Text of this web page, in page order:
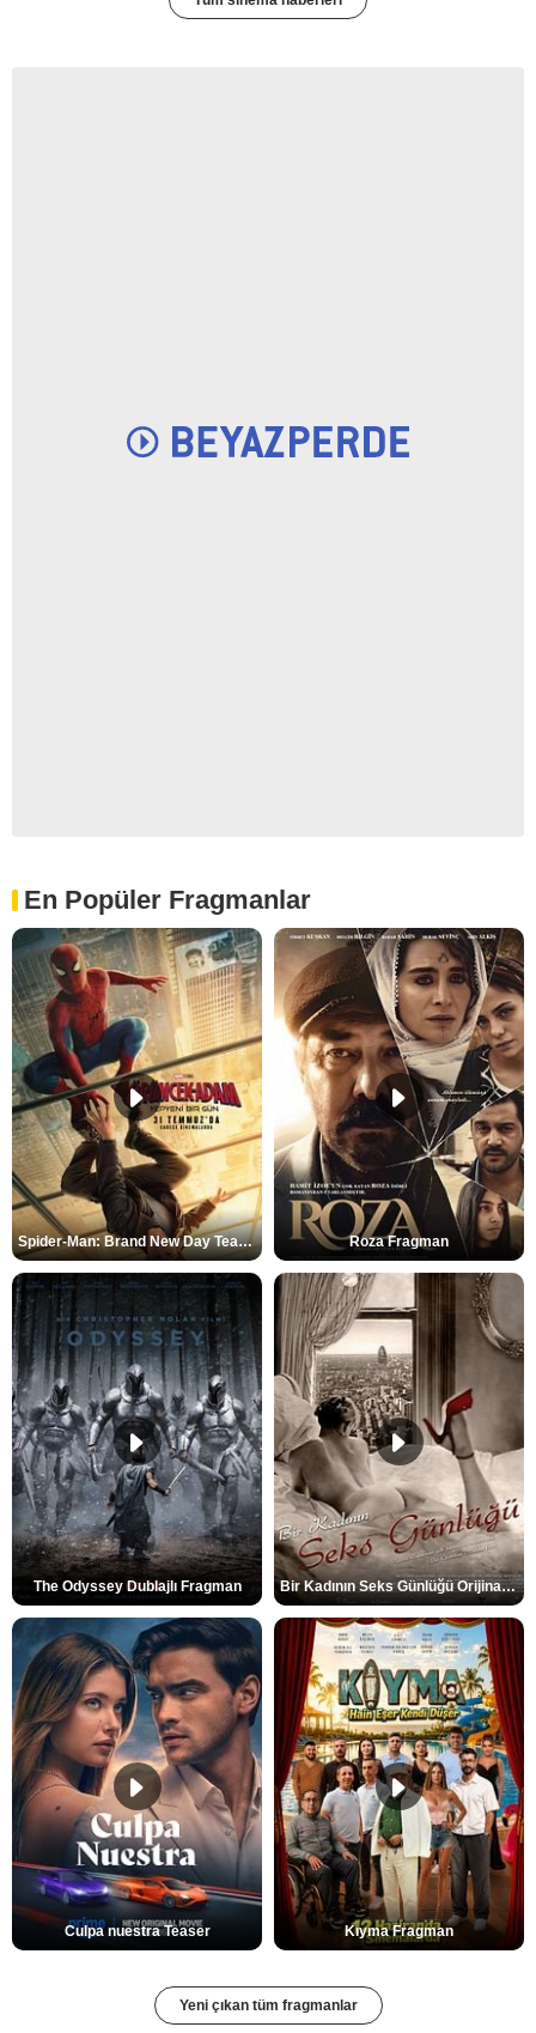
En Popüler Fragmanlar
Spider-Man: Brand New Day Teaser Roza Fragman
The Odyssey Dublajlı Fragman Bir Kadının Seks Günlüğü Orijinal Fragman
Culpa nuestra Teaser Kıyma Fragman
Yeni çıkan tüm fragmanlar